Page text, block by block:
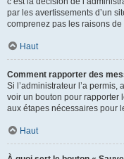
par les avertissements d’un
comprenez pas les raisons
Haut
Comment rapporter des
Si l’administrateur l’a
voir un bouton pour rapporter
aux étapes nécessaires pour
Haut